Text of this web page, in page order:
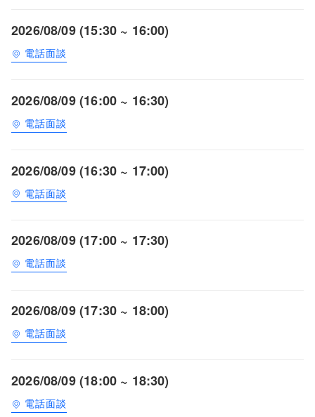
2026/08/09 (15:30 ~ 16:00)
電話面談
2026/08/09 (16:00 ~ 16:30)
電話面談
2026/08/09 (16:30 ~ 17:00)
電話面談
2026/08/09 (17:00 ~ 17:30)
電話面談
2026/08/09 (17:30 ~ 18:00)
電話面談
2026/08/09 (18:00 ~ 18:30)
電話面談